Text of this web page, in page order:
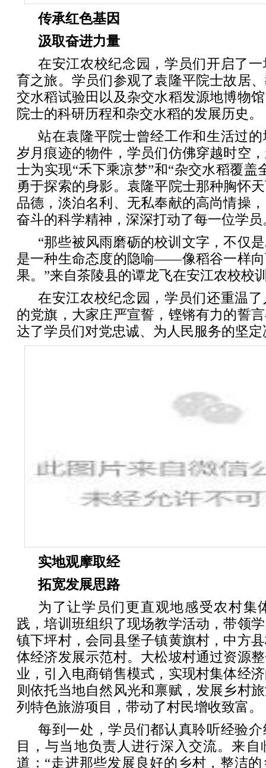
传承红色基因
汲取奋进力量
在安江农校纪念园，学员们开启了
育之旅。学员们参观了袁隆平院士故居
交水稻试验田以及杂交水稻发源地博物
院士的科研历程和杂交水稻的发展历史。
站在袁隆平院士曾经工作和生活过
岁月痕迹的物件，学员们仿佛穿越时空
士为实现“禾下乘凉梦”和“杂交水稻覆盖
勇于探索的身影。袁隆平院士那种胸怀
品德，淡泊名利、无私奉献的高尚情操
奋斗的科学精神，深深打动了每一位学员
“那些被风雨磨砺的校训文字，不仅
是一种生命态度的隐喻——像稻谷一样
果。”来自茶陵县的谭龙飞在安江农校校
在安江农校纪念园，学员们还重温
的党旗，大家庄严宣誓，铿锵有力的誓
达了学员们对党忠诚、为人民服务的坚定
实地观摩取经
拓宽发展思路
为了让学员们更直观地感受农村集
践，培训班组织了现场教学活动，带领
镇下坪村，会同县堡子镇黄旗村，中方
体经济发展示范村。大松坡村通过资源
业，引入电商销售模式，实现村集体经
则依托当地自然风光和禀赋，发展乡村
列特色旅游项目，带动了村民增收致富。
每到一处，学员们都认真聆听经验
目，与当地负责人进行深入交流。来
道：“走进那些发展良好的乡村，整洁